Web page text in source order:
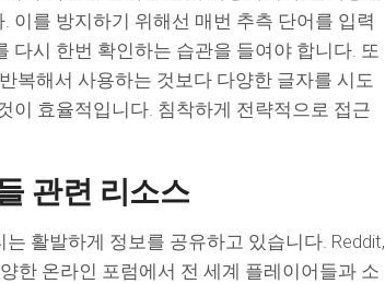
이를 방지하기 위해선 매번 추측 단어를 입력
다시 한번 확인하는 습관을 들여야 합니다. 또
복해서 사용하는 것보다 다양한 글자를 시도
이 효율적입니다. 침착하게 전략적으로 접근
관련 리소스
활발하게 정보를 공유하고 있습니다. Reddit,
한 온라인 포럼에서 전 세계 플레이어들과 소